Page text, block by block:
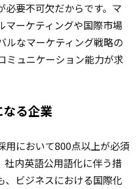
必要不可欠だからです。マ
マーケティングや国際市場
ルなマーケティング戦略の
ミュニケーション能力が求
なる企業
用において800点以上が必須
社内英語公用語化に伴う措
、ビジネスにおける国際化